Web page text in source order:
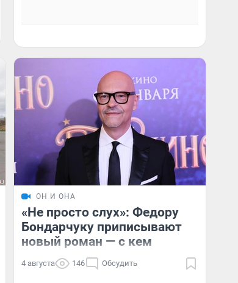
ОН И ОНА
«Не просто слух»: Федору
Бондарчуку приписывают
новый роман — с кем
4 августа 146 Обсудить